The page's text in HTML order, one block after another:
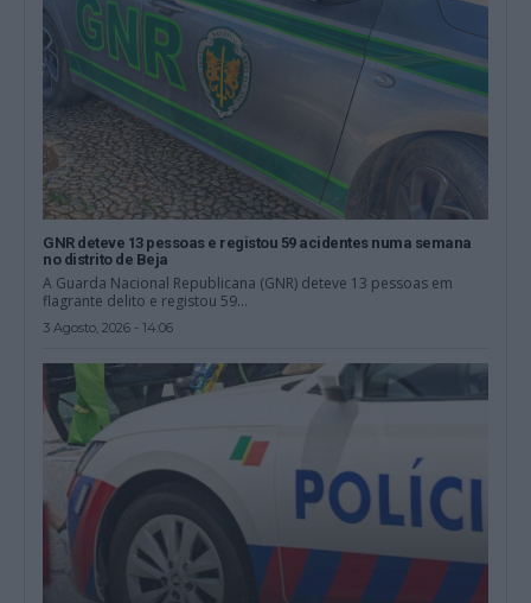
GNR deteve 13 pessoas e registou 59 acidentes numa semana
no distrito de Beja
A Guarda Nacional Republicana (GNR) deteve 13 pessoas em
flagrante delito e registou 59...
3 Agosto, 2026 - 14:06